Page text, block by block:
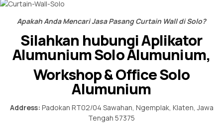
Apakah Anda Mencari Jasa Pasang Curtain Wall di Solo?
Silahkan hubungi Aplikator
Alumunium Solo Alumunium,
Workshop & Office Solo
Alumunium
Address: Padokan RT02/04 Sawahan, Ngemplak, Klaten, Jawa
Tengah 57375